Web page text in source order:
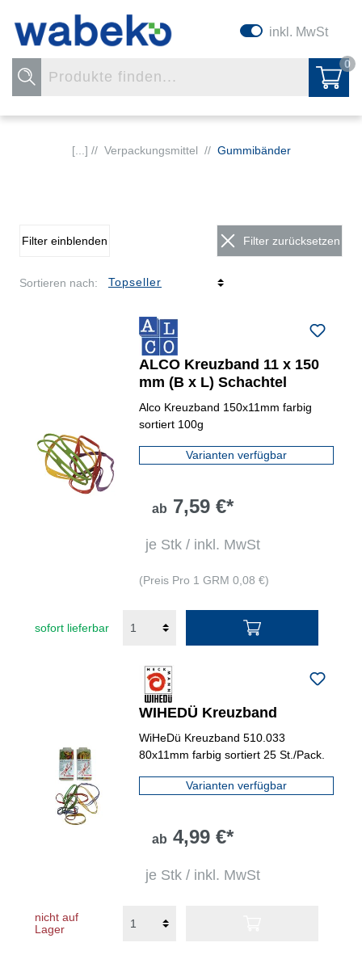
inkl. MwSt
0
[...] // Verpackungsmittel // Gummibänder
Filter einblenden Filter zurücksetzen
Sortieren nach:
ALCO Kreuzband 11 x 150
mm (B x L) Schachtel
Alco Kreuzband 150x11mm farbig
sortiert 100g
Varianten verfügbar
ab 7,59 €*
je Stk / inkl. MwSt
(Preis Pro 1 GRM 0,08 €)
sofort lieferbar
WIHEDÜ Kreuzband
WiHeDü Kreuzband 510.033
80x11mm farbig sortiert 25 St./Pack.
Varianten verfügbar
ab 4,99 €*
je Stk / inkl. MwSt
nicht auf
Lager